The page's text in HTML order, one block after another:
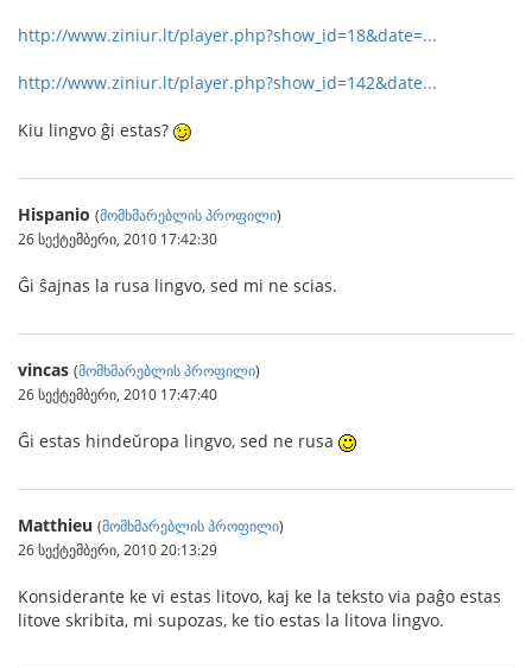
http://www.ziniur.lt/player.php?show_id=18&date=...
http://www.ziniur.lt/player.php?show_id=142&date...
Kiu lingvo ĝi estas?
Hispanio (მომხმარებლის პროფილი)
26 სექტემბერი, 2010 17:42:30
Ĝi ŝajnas la rusa lingvo, sed mi ne scias.
vincas (მომხმარებლის პროფილი)
26 სექტემბერი, 2010 17:47:40
Ĝi estas hindeŭropa lingvo, sed ne rusa
Matthieu (მომხმარებლის პროფილი)
26 სექტემბერი, 2010 20:13:29
Konsiderante ke vi estas litovo, kaj ke la teksto via paĝo estas
litove skribita, mi supozas, ke tio estas la litova lingvo.